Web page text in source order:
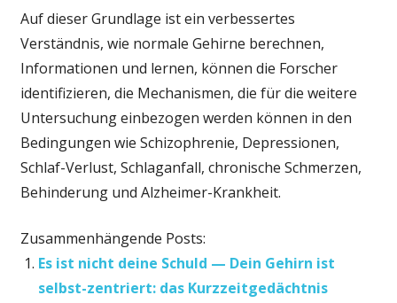
Auf dieser Grundlage ist ein verbessertes
Verständnis, wie normale Gehirne berechnen,
Informationen und lernen, können die Forscher
identifizieren, die Mechanismen, die für die weitere
Untersuchung einbezogen werden können in den
Bedingungen wie Schizophrenie, Depressionen,
Schlaf-Verlust, Schlaganfall, chronische Schmerzen,
Behinderung und Alzheimer-Krankheit.
Zusammenhängende Posts:
Es ist nicht deine Schuld — Dein Gehirn ist
selbst-zentriert: das Kurzzeitgedächtnis